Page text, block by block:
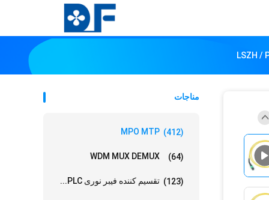
مناجات
MPO MTP (412)
WDM MUX DEMUX (64)
تقسیم کننده فیبر نوری PLC... (123)